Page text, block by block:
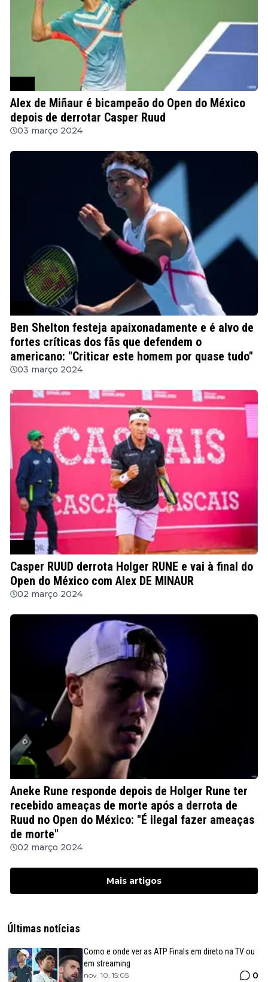
Alex de Miñaur é bicampeão do Open do México
depois de derrotar Casper Ruud
03 março 2024
Ben Shelton festeja apaixonadamente e é alvo de
fortes críticas dos fãs que defendem o
americano: "Criticar este homem por quase tudo"
03 março 2024
Casper RUUD derrota Holger RUNE e vai à final do
Open do México com Alex DE MINAUR
02 março 2024
Aneke Rune responde depois de Holger Rune ter
recebido ameaças de morte após a derrota de
Ruud no Open do México: "É ilegal fazer ameaças
de morte"
02 março 2024
Mais artigos
Últimas notícias
Como e onde ver as ATP Finals em direto na TV ou
em streaming
nov. 10, 15:05 0